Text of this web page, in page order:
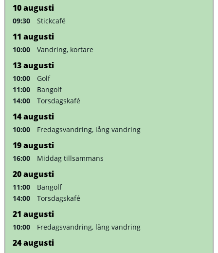
10augusti
09:30 Stickcafé
11 augusti
10:00 Vandring, kortare
13augusti
10:00
Golf
11:00
Bangolf
14:00
Torsdagskafé
14augusti
10:00 Fredagsvandring, lång vandring
19augusti
16:00 Middag tillsammans
20augusti
11:00
Bangolf
14:00
Torsdagskafé
21 augusti
10:00 Fredagsvandring, lång vandring
24augusti